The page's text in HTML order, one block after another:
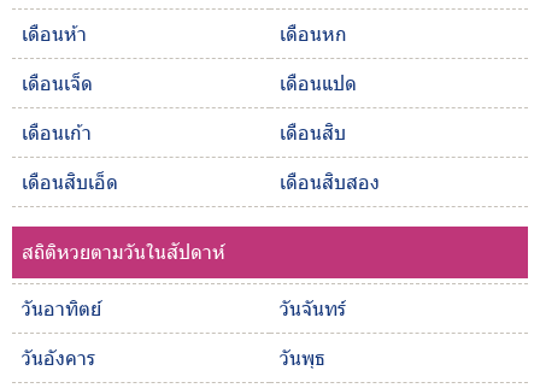
เดือนห้า
เดือนหก
เดือนเจ็ด
เดือนแปด
เดือนเก้า
เดือนสิบ
เดือนสิบเอ็ด
เดือนสิบสอง
สถิติหวยตามวันในสัปดาห์
วันอาทิตย์
วันจันทร์
วันอังคาร
วันพุธ